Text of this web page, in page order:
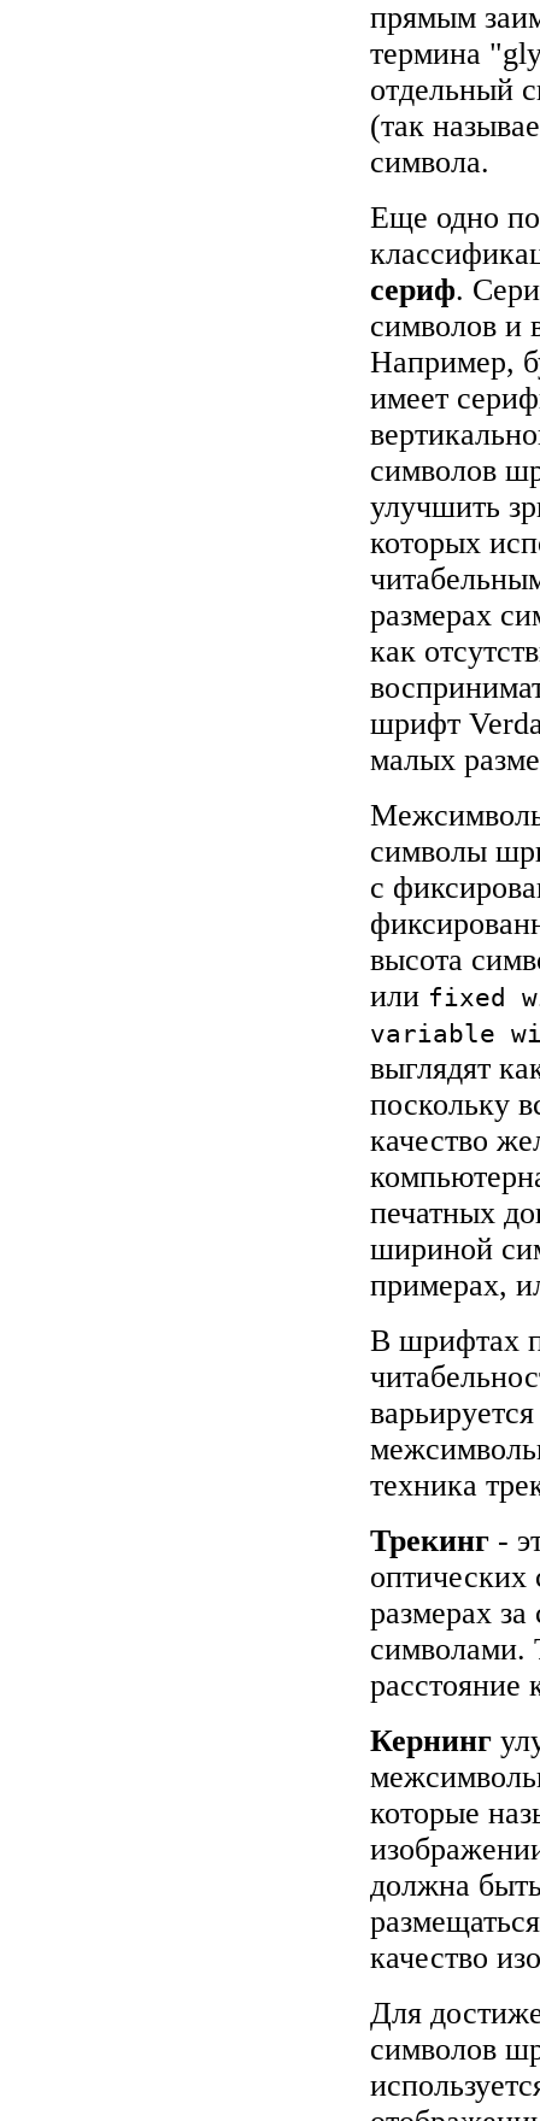
прямым
термина
отдельный
(так
символа.
Еще одно
сериф.
символов и
Например,
имеет
символов
улучшить
которых
размерах
как
шрифт
малых
символы
с
высота
или fixed
variable
выглядят
поскольку
качество
печатных
шириной
примерах,
В шрифтах
техника
Трекинг -
оптических
размерах
символами.
Кернинг
которые
должна
качество
Для
символов